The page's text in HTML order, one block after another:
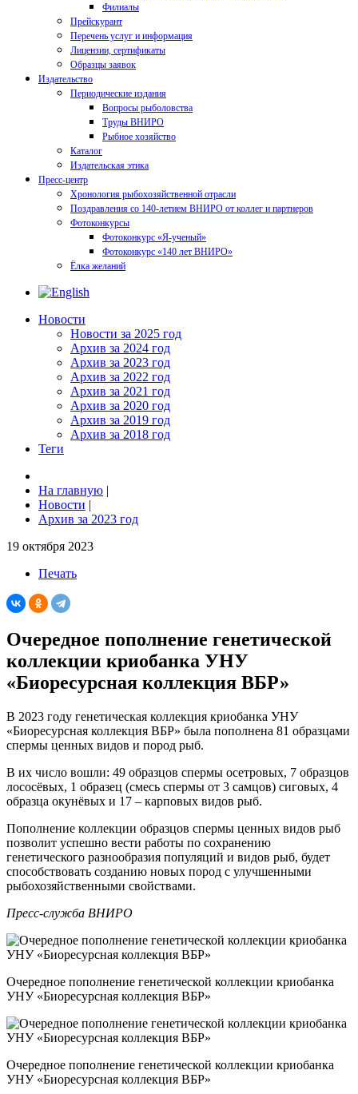
Филиалы
Прейскурант
Перечень услуг и информация
Лицензии, сертификаты
Образцы заявок
Издательство
Периодические издания
Вопросы рыболовства
Труды ВНИРО
Рыбное хозяйство
Каталог
Издательская этика
Пресс-центр
Хронология рыбохозяйственной отрасли
Поздравления со 140-летием ВНИРО от коллег и партнеров
Фотоконкурсы
Фотоконкурс «Я-ученый»
Фотоконкурс «140 лет ВНИРО»
Ёлка желаний
Новости
Новости за 2025 год
Архив за 2024 год
Архив за 2023 год
Архив за 2022 год
Архив за 2021 год
Архив за 2020 год
Архив за 2019 год
Архив за 2018 год
Теги
На главную |
Новости |
Архив за 2023 год
19 октября 2023
Печать
Очередное пополнение генетической
коллекции криобанка УНУ
«Биоресурсная коллекция ВБР»
В 2023 году генетическая коллекция криобанка УНУ
«Биоресурсная коллекция ВБР» была пополнена 81 образцами
спермы ценных видов и пород рыб.
В их число вошли: 49 образцов спермы осетровых, 7 образцов
лососёвых, 1 образец (смесь спермы от 3 самцов) сиговых, 4
образца окунёвых и 17 – карповых видов рыб.
Пополнение коллекции образцов спермы ценных видов рыб
позволит успешно вести работы по сохранению
генетического разнообразия популяций и видов рыб, будет
способствовать созданию новых пород с улучшенными
рыбохозяйственными свойствами.
Пресс-служба ВНИРО
Очередное пополнение генетической коллекции криобанка
УНУ «Биоресурсная коллекция ВБР»
Очередное пополнение генетической коллекции криобанка
УНУ «Биоресурсная коллекция ВБР»